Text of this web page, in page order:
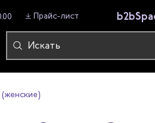
Прайс-лист